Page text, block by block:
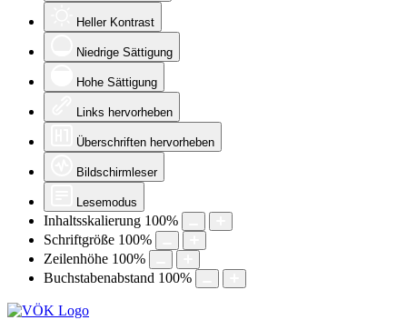
Heller Kontrast
Niedrige Sättigung
Hohe Sättigung
Links hervorheben
Überschriften hervorheben
Bildschirmleser
Lesemodus
Inhaltsskalierung 100%
Schriftgröße 100%
Zeilenhöhe 100%
Buchstabenabstand 100%